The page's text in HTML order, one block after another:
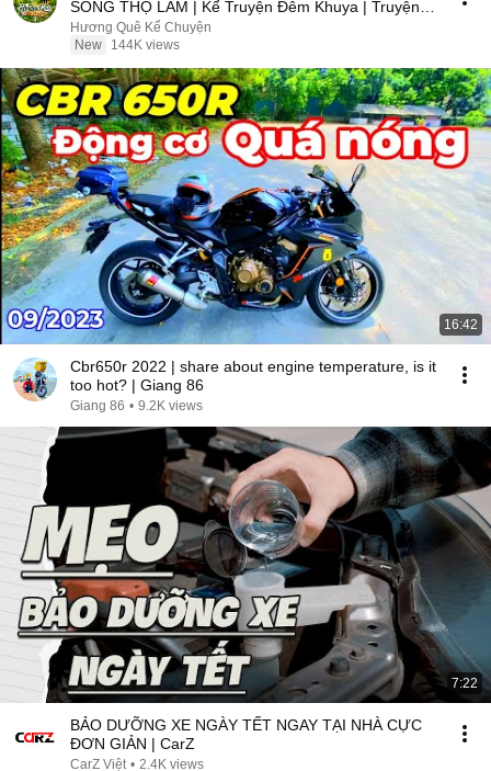
SỐNG THỌ LẮM | Kể Truyện Đêm Khuya | Truyện
Hay Đêm Khuya
Hương Quê Kể Chuyện
New
144K views
16:42
Cbr650r 2022 | share about engine temperature, is it
too hot? | Giang 86
Giang 86 • 9.2K views
7:22
BẢO DƯỠNG XE NGÀY TẾT NGAY TẠI NHÀ CỰC
ĐƠN GIẢN | CarZ
CarZ Việt • 2.4K views